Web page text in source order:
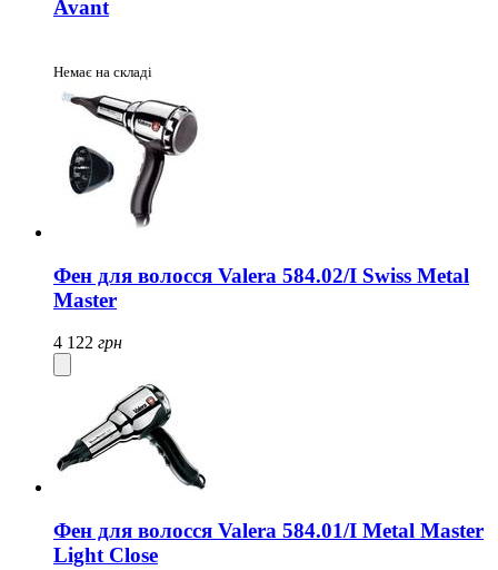
Avant
Немає на складі
Фен для волосся Valera 584.02/I Swiss Metal
Master
4 122 грн
Фен для волосся Valera 584.01/I Metal Master
Light Close